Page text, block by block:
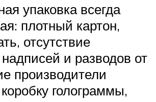
упаковка всегда
плотный картон,
отсутствие
и разводов от
производители
голограммы,